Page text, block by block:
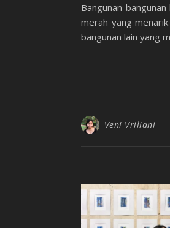
Bangunan-
merah yang
bangunan lain yang
Veni Vriliani